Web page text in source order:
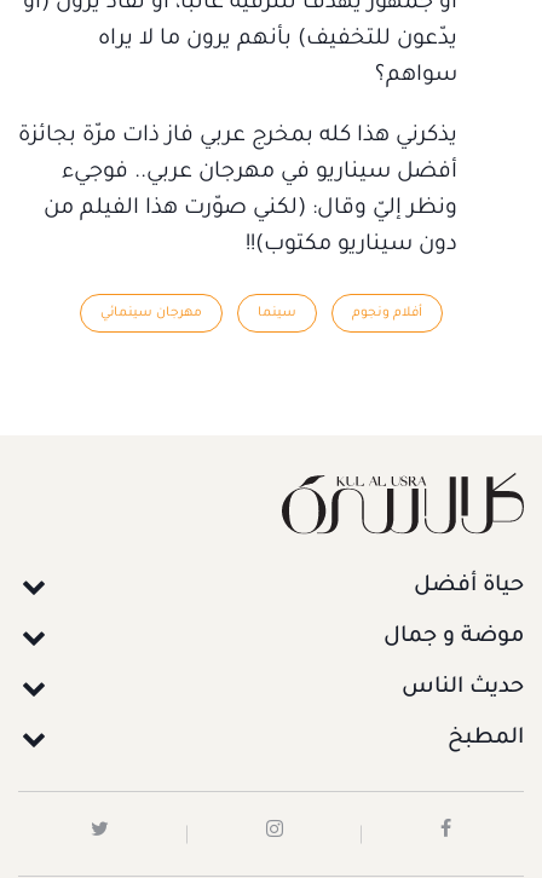
يدّعون للتخفيف) بأنهم يرون ما لا يراه
سواهم؟
يذكرني هذا كله بمخرج عربي فاز ذات مرّة بجائزة
أفضل سيناريو في مهرجان عربي.. فوجيء
ونظر إليّ وقال: (لكني صوّرت هذا الفيلم من
دون سيناريو مكتوب)!!
أفلام ونجوم سينما مهرجان سينمائي
حياة أفضل
موضة و جمال
حديث الناس
المطبخ